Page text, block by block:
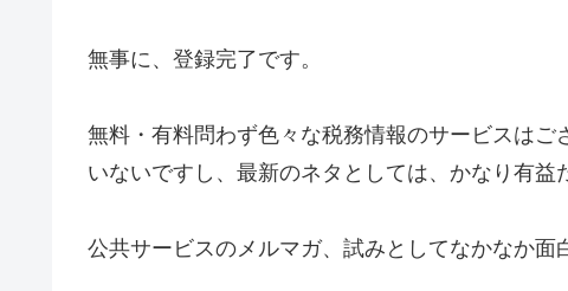
無事に、登録完了です。
無料・有料問わず色々な税務情報のサービスは
いないですし、最新のネタとしては、かなり有益
公共サービスのメルマガ、試みとしてなかなか面